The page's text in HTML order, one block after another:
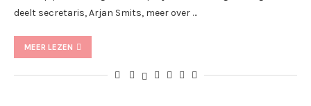
deelt secretaris, Arjan Smits, meer over …
MEER LEZEN